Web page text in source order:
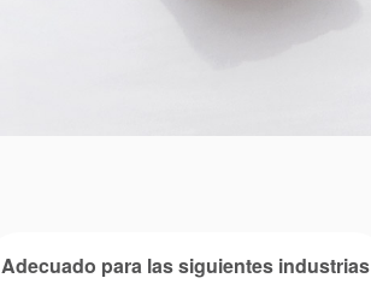
Adecuado para las siguientes industrias